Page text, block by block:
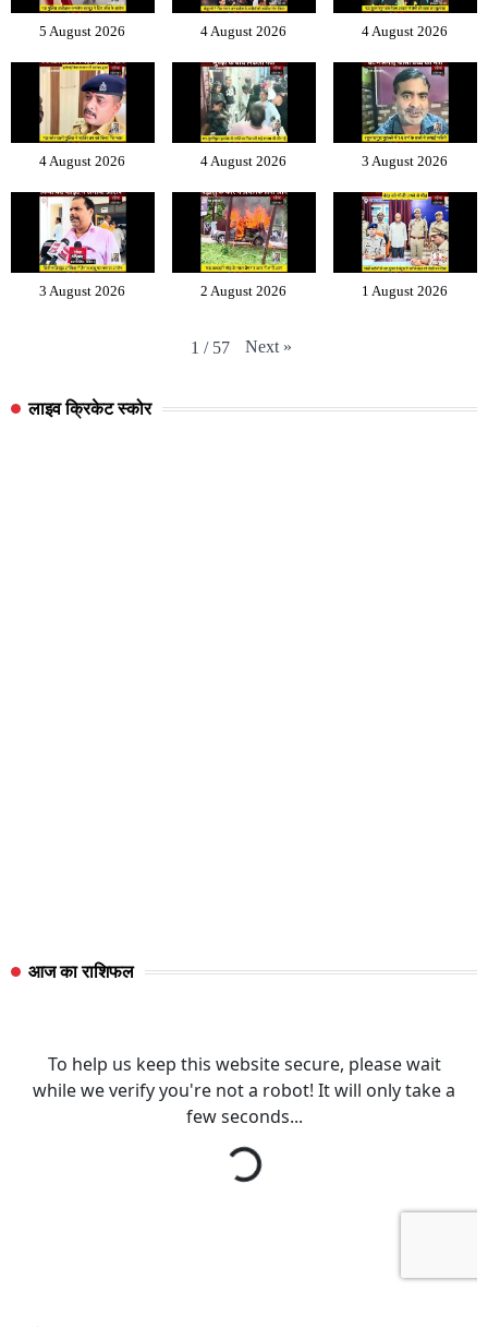
5 August 2026 4 August 2026 4 August 2026
4 August 2026 4 August 2026 3 August 2026
3 August 2026 2 August 2026 1 August 2026
1 / 57 Next »
लाइव क्रिकेट स्कोर
आज का राशिफल